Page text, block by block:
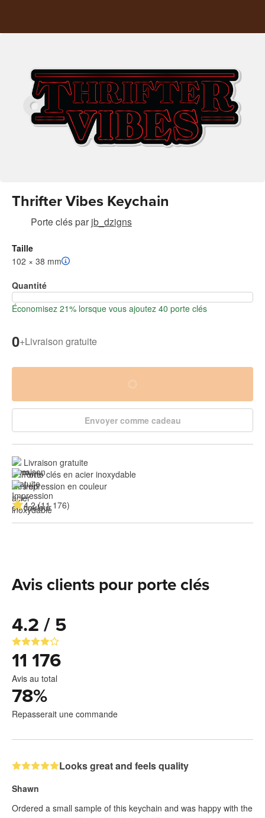
Thrifter Vibes Keychain
Porte cléspar jb_dzigns
Taille
102 × 38 mm
Quantité
Économisez 21% lorsque vous ajoutez 40 porte clés
0+Livraison gratuite
Envoyer comme cadeau
Livraison gratuite
Porte clés en acier inoxydable
Impression en couleur
4.2 (11 176)
Avis clients pour porte clés
4.2 / 5
11 176
Avis au total
78%
Repasserait une commande
Looks great and feels quality
Shawn
Ordered a small sample of this keychain and was happy with the